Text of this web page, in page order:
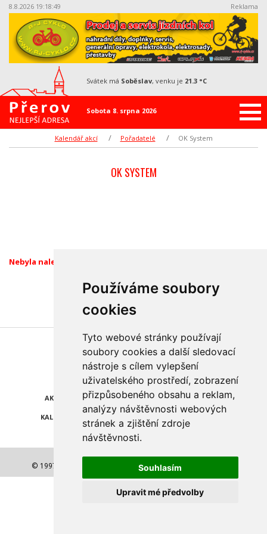
Používáme soubory
cookies
Tyto webové stránky používají
soubory cookies a další sledovací
nástroje s cílem vylepšení
uživatelského prostředí, zobrazení
přizpůsobeného obsahu a reklam,
analýzy návštěvnosti webových
stránek a zjištění zdroje
návštěvnosti.
Souhlasím
Upravit mé předvolby
8.8.2026 19:18:49 Reklama
Sobota 8. srpna 2026
svátek má Soběslav, venku je 21.3 °C
Kalendář akcí Pořadatelé OK System
OK SYSTEM
Nebyla nalezena žádná akce.
Najdete nás také na
KATALOG FIREM
AKCE A SLEVY POLEDNÍ MENU
KALENDÁŘ AKCÍ POČASÍ
© 1997-2026 NEJLEPŠÍ ADRESA a.s. Všechna práva vyhrazena.